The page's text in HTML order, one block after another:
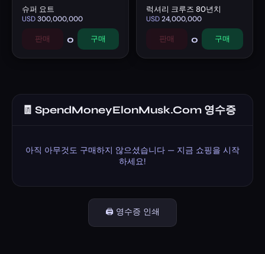
슈퍼 요트
USD300,000,000
판매 0 구매
럭셔리 크루즈 80년치
USD24,000,000
판매 0 구매
🧾 SpendMoneyElonMusk.Com 영수증
아직 아무것도 구매하지 않으셨습니다 — 지금 쇼핑을 시작
하세요!
🖨️ 영수증 인쇄